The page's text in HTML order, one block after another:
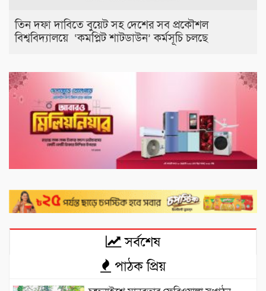
তিন দফা দাবিতে বুয়েট সহ দেশের সব প্রকৌশল
বিশ্ববিদ্যালয়ে ‘কমপ্লিট শাটডাউন’ কর্মসূচি চলছে
সর্বশেষ
পাঠক প্রিয়